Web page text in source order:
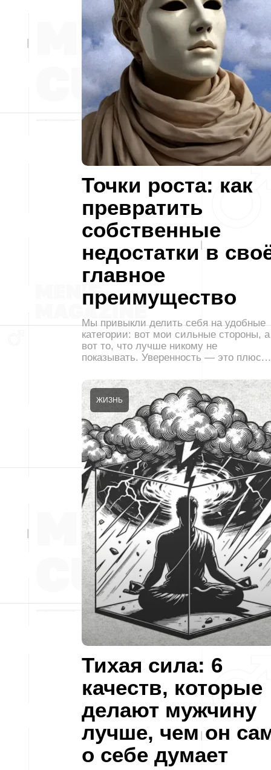
Точки роста: как
превратить
собственные
недостатки в
главное
преимущество
Мы привыкли делить себя на удобные
категории: вот мои сильные стороны, а
вот то, что лучше никому не
показывать. Уверенность — это
Тихая сила: 6
качеств, которые
делают мужчину
лучше, чем он
о себе думает
ЖИЗНЬ